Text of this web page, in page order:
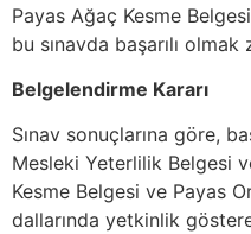
Payas Ağaç Kesme
bu sınavda başarılı olmak
Belgelendirme Kararı
Sınav sonuçlarına göre,
Mesleki Yeterlilik Belgesi
Kesme Belgesi ve Payas
dallarında yetkinlik